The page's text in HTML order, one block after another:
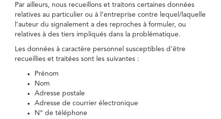
Par ailleurs, nous recueillons et traitons certaines données
relatives au particulier ou à l’entreprise contre lequel/laquelle
l’auteur du signalement a des reproches à formuler, ou
relatives à des tiers impliqués dans la problématique.
Les données à caractère personnel susceptibles d’être
recueillies et traitées sont les suivantes :
Prénom
Nom
Adresse postale
Adresse de courrier électronique
N° de téléphone